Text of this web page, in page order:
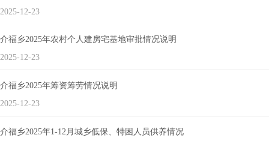
2025-12-23
2025-12-23
介福乡2025年农村个人建房宅基地审批情况说明
2025-12-23
介福乡2025年筹资筹劳情况说明
介福乡2025年1-12月城乡低保、特困人员供养情况